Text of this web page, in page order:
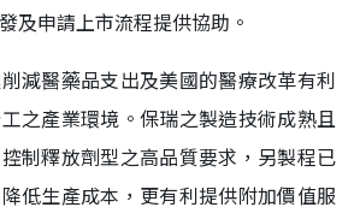
及申請上市流程提供協助。
減醫藥品支出及美國的醫療改革有利
之產業環境。保瑞之製造技術成熟且
制釋放劑型之高品質要求，另製程已
低生產成本，更有利提供附加價值服